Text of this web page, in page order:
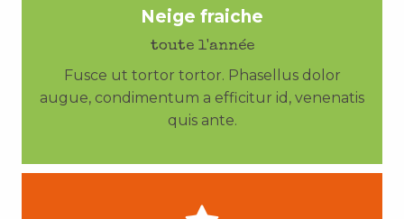
Neige fraiche
toute l'année
Fusce ut tortor tortor. Phasellus dolor
augue, condimentum a efficitur id, venenatis
quis ante.